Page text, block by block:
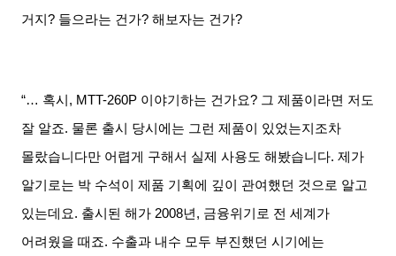
거지? 들으라는 건가?해보자는 건가?
“… 혹시 , MTT-260P 이야기하는 건가요? 그 제품이라면 저도
잘 알죠. 물론 출시 당시에는 그런 제품이 있었는지조차
몰랐습니다만 어렵게 구해서 실제 사용도 해봤습니다.제가
알기로는 박 수석이 제품 기획에 깊이 관여했던 것으로 알고
있는데요. 출시된 해가 2008년 , 금융위기로 전 세계가
어려웠을 때죠. 수출과 내수 모두 부진했던 시기에는